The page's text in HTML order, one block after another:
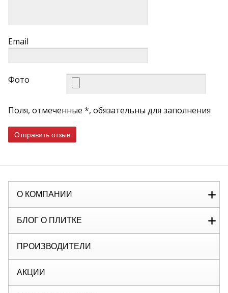
Email
Фото
Поля, отмеченные *, обязательны для заполнения
Отправить отзыв
О КОМПАНИИ
БЛОГ О ПЛИТКЕ
ПРОИЗВОДИТЕЛИ
АКЦИИ